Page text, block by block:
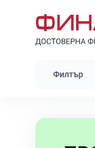
Филтър